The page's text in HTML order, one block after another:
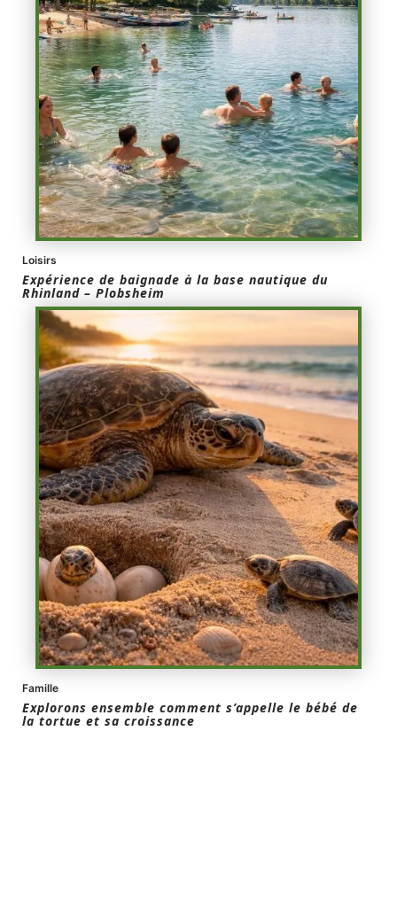
Loisirs
Expérience de baignade à la base nautique du
Rhinland – Plobsheim
Famille
Explorons ensemble comment s’appelle le bébé de
la tortue et sa croissance